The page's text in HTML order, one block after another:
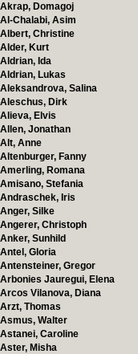
Akrap, Domagoj
Al-Chalabi, Asim
Albert, Christine
Alder, Kurt
Aldrian, Ida
Aldrian, Lukas
Aleksandrova, Salina
Aleschus, Dirk
Alieva, Elvis
Allen, Jonathan
Alt, Anne
Altenburger, Fanny
Amerling, Romana
Amisano, Stefania
Andraschek, Iris
Anger, Silke
Angerer, Christoph
Anker, Sunhild
Antel, Gloria
Antensteiner, Gregor
Arbonies Jauregui, Elena
Arcos Vilanova, Diana
Arzt, Thomas
Asmus, Walter
Astanei, Caroline
Aster, Misha